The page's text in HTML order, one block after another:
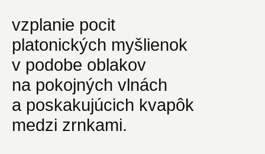
vzplanie pocit
platonických myšlienok
v podobe oblakov
na pokojných vlnách
a poskakujúcich kvapôk
medzi zrnkami.